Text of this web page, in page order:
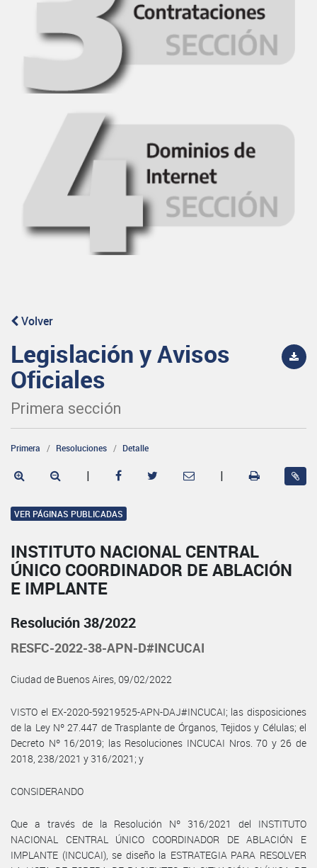
Volver
Legislación y Avisos
Oficiales
Primera sección
Primera Resoluciones Detalle
| |
VER PÁGINAS PUBLICADAS
INSTITUTO NACIONAL CENTRAL
ÚNICO COORDINADOR DE ABLACIÓN
E IMPLANTE
Resolución 38/2022
RESFC-2022-38-APN-D#INCUCAI
Ciudad de Buenos Aires, 09/02/2022
VISTO el EX-2020-59219525-APN-DAJ#INCUCAI; las disposiciones
de la Ley Nº 27.447 de Trasplante de Órganos, Tejidos y Células; el
Decreto Nº 16/2019; las Resoluciones INCUCAI Nros. 70 y 26 de
2018, 238/2021 y 316/2021; y
CONSIDERANDO
Que a través de la Resolución Nº 316/2021 del INSTITUTO
NACIONAL CENTRAL ÚNICO COORDINADOR DE ABLACIÓN E
IMPLANTE (INCUCAI), se diseño la ESTRATEGIA PARA RESOLVER